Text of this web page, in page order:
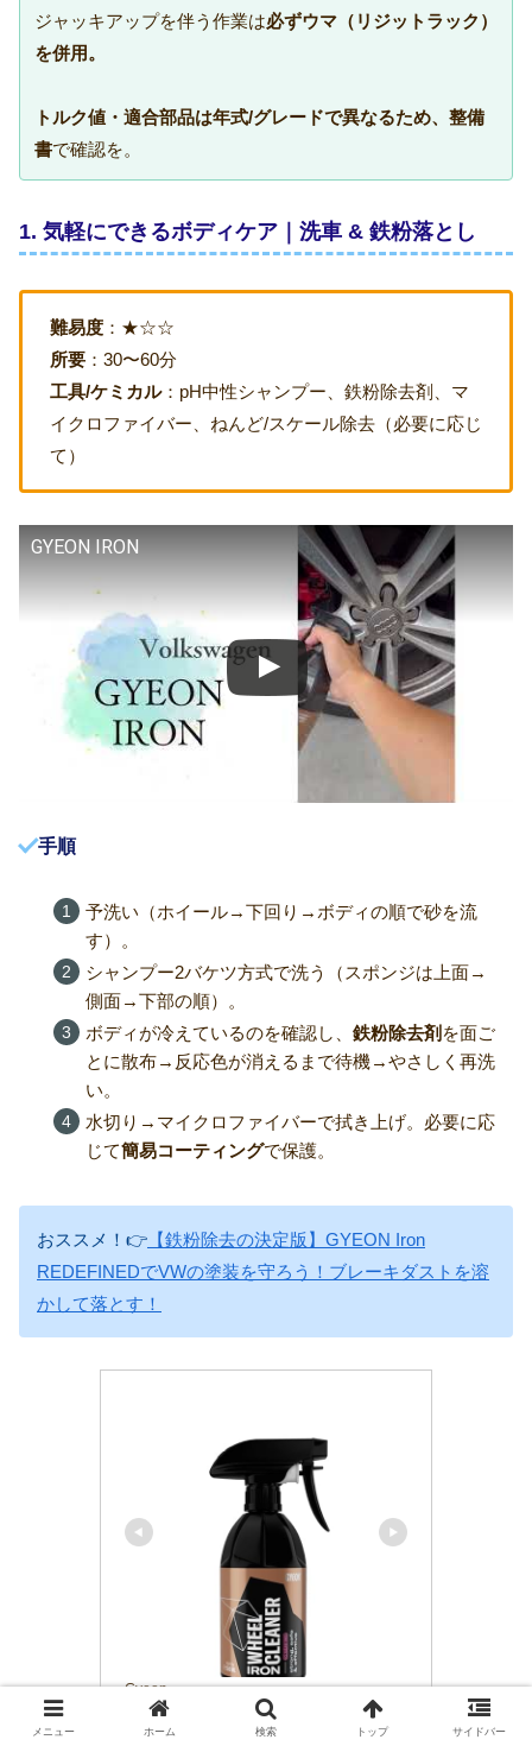
ジャッキアップを伴う作業は必ずウマ（リジットラック）
を併用。
トルク値・適合部品は年式/グレードで異なるため、整備
書で確認を。
1. 気軽にできるボディケア｜洗車 & 鉄粉落とし
難易度：★☆☆
所要：30〜60分
工具/ケミカル：pH中性シャンプー、鉄粉除去剤、マ
イクロファイバー、ねんど/スケール除去（必要に応じ
て）
GYEON IRON
手順
予洗い（ホイール→下回り→ボディの順で砂を流
す）。
シャンプー2バケツ方式で洗う（スポンジは上面→
側面→下部の順）。
ボディが冷えているのを確認し、 鉄粉除去剤 を面ご
とに散布→反応色が消えるまで待機→やさしく再洗
い。
水切り→マイクロファイバーで拭き上げ。必要に応
じて簡易コーティングで保護。
おススメ！👉 【鉄粉除去の決定版】GYEON Iron
REDEFINEDでVWの塗装を守ろう！ブレーキダストを溶
かして落とす！
Gyeon
GYEON(ジーオン)Q2M Iron Whe
メニュー ホーム 検索 トップ サイドバー